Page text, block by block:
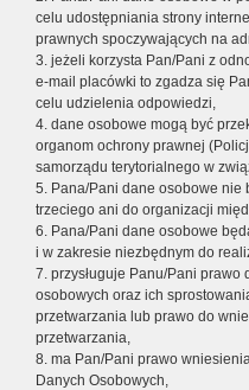
celu udostępniania strony
prawnych spoczywających na
3. jeżeli korzysta Pan/Pani z
e-mail placówki to zgadza się
celu udzielenia odpowiedzi,
4. dane osobowe mogą być
organom ochrony prawnej
samorządu terytorialnego w
5. Pana/Pani dane osobowe nie
trzeciego ani do organizacji
6. Pana/Pani dane osobowe
i w zakresie niezbędnym do
7. przysługuje Panu/Pani
osobowych oraz ich
przetwarzania lub prawo do
przetwarzania,
8. ma Pan/Pani prawo
Danych Osobowych,